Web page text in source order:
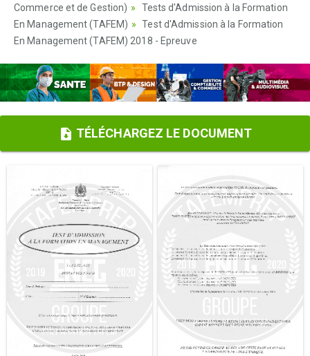
Commerce et de Gestion)
Tests d'Admission à la Formation
En Management (TAFEM)
Test d'Admission à la Formation
En Management (TAFEM) 2018 - Epreuve
TÉLÉCHARGEZ LE DOCUMENT